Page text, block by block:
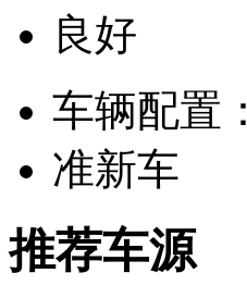
良好
车辆配置：
准新车
推荐车源